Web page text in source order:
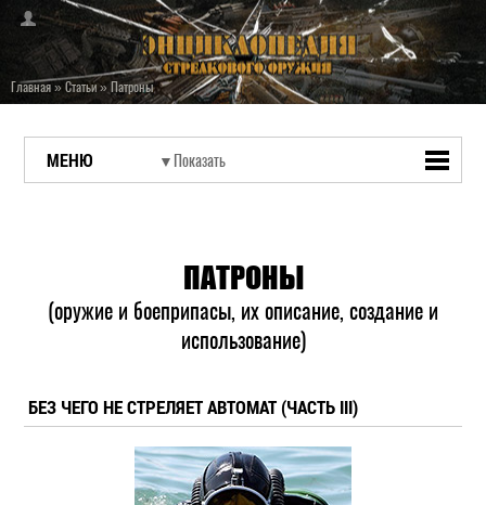
Главная»Статьи»Патроны
МЕНЮ
ПАТРОНЫ
(оружие и боеприпасы, их описание, создание и
использование)
БЕЗ ЧЕГО НЕ СТРЕЛЯЕТ АВТОМАТ (ЧАСТЬ III)